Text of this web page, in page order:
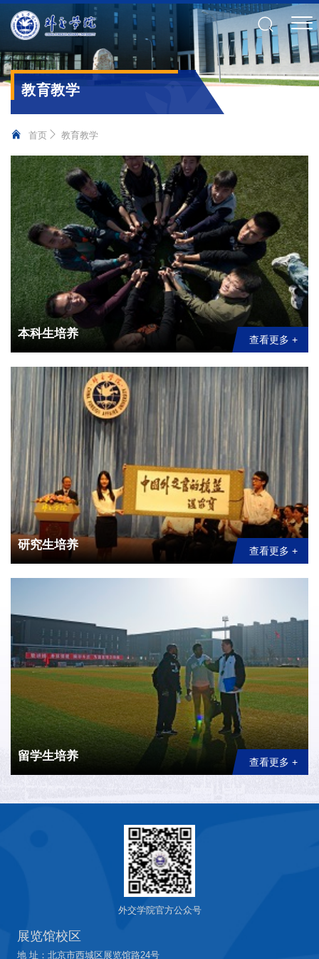
教育教学
首页 教育教学
本科生培养 查看更多 +
研究生培养 查看更多 +
留学生培养 查看更多 +
外交学院官方公众号
展览馆校区
地 址：北京市西城区展览馆路24号